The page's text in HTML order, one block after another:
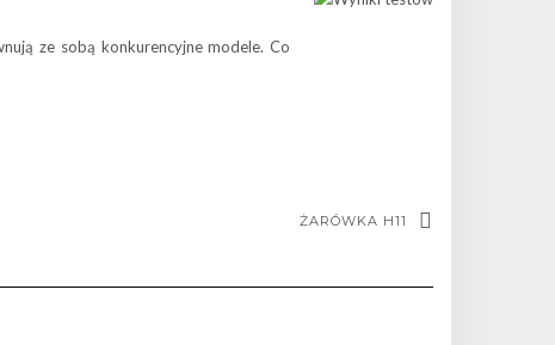
ze sobą konkurencyjne modele. Co
ŻARÓWKA H11